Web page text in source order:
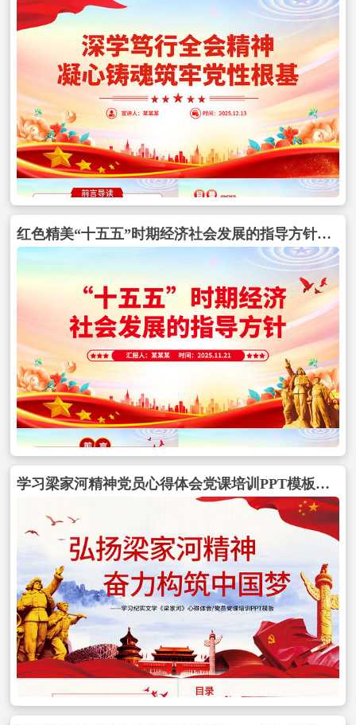
红色精美“十五五”时期经济社会发展的指导方针PPT四中全会主题党课课件包含
学习梁家河精神党员心得体会党课培训PPT模板包含